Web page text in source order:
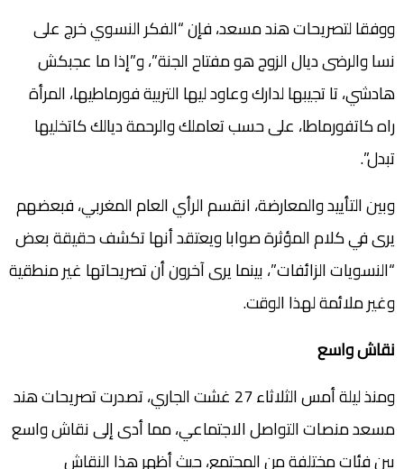
ووفقا لتصريحات هند مسعد، فإن “الفكر النسوي خرج على
نسا والرضى ديال الزوج هو مفتاح الجنة”، و”إذا ما عجبكش
هادشي، تا تجيبها لدارك وعاود ليها التربية فورماطيها، المرأة
راه كاتفورماطا، على حسب تعاملك والرحمة ديالك كاتخليها
تبدل”.
وبين التأييد والمعارضة، انقسم الرأي العام المغربي، فبعضهم
يرى في كلام المؤثرة صوابا ويعتقد أنها تكشف حقيقة بعض
“النسويات الزائفات”، بينما يرى آخرون أن تصريحاتها غير منطقية
وغير ملائمة لهذا الوقت.
نقاش واسع
ومنذ ليلة أمس الثلاثاء 27 غشت الجاري، تصدرت تصريحات هند
مسعد منصات التواصل الاجتماعي، مما أدى إلى نقاش واسع
بين فئات مختلفة من المجتمع، حيث أظهر هذا النقاش